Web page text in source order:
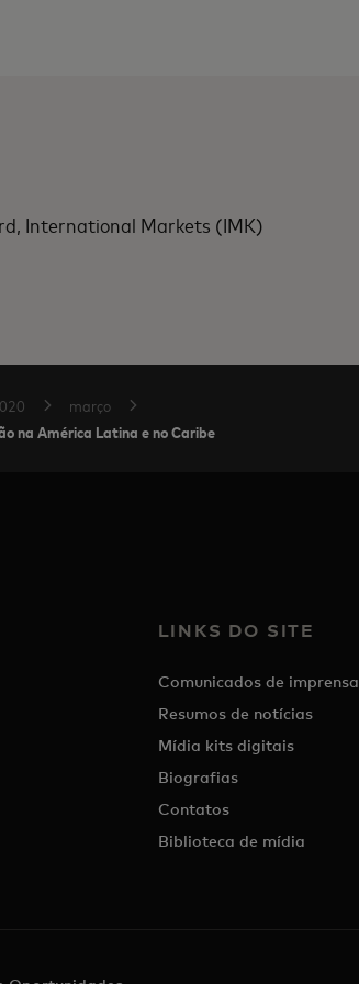
International Markets (IMK)
março
na América Latina e no Caribe
LINKS DO SITE
Comunicados de imprensa
Resumos de notícias
Mídia kits digitais
Biografias
Contatos
Biblioteca de mídia